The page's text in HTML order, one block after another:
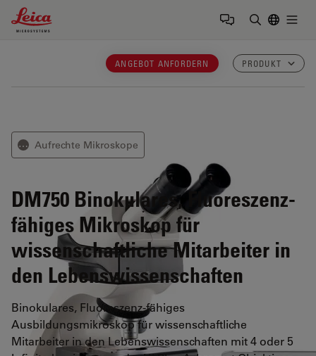
Leica Microsystems Logo
ANGEBOT ANFORDERN PRODUKT
⋯ Aufrechte Mikroskope
DM750 Binokulares, Fluoreszenz-
fähiges Mikroskop für
wissenschaftliche Mitarbeiter in
den Lebenswissenschaften
Binokulares, Fluoreszenz-fähiges
Ausbildungsmikroskop für wissenschaftliche
Mitarbeiter in den Lebenswissenschaften mit 4 oder 5